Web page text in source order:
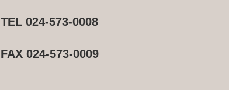
TEL 024-573-0008
FAX 024-573-0009